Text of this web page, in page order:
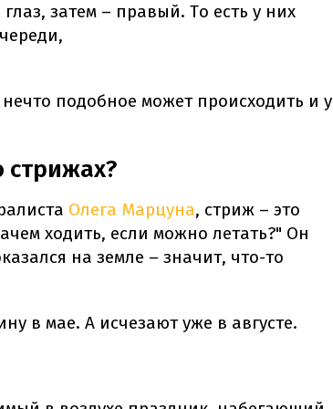
затем – правый. То есть у них
подобное может происходить и у
стрижах?
Олега Марцуна, стриж – это
ходить, если можно летать?" Он
на земле – значит, что-то
в мае. А исчезают уже в августе.